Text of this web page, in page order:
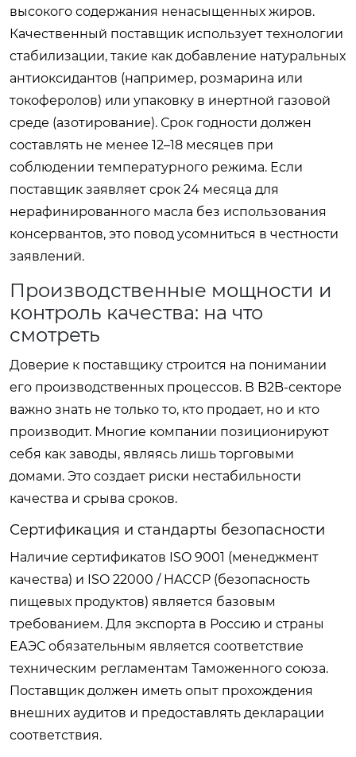
высокого содержания ненасыщенных жиров.
Качественный поставщик использует технологии
стабилизации, такие как добавление натуральных
антиоксидантов (например, розмарина или
токоферолов) или упаковку в инертной газовой
среде (азотирование). Срок годности должен
составлять не менее 12–18 месяцев при
соблюдении температурного режима. Если
поставщик заявляет срок 24 месяца для
нерафинированного масла без использования
консервантов, это повод усомниться в честности
заявлений.
Производственные мощности и
контроль качества: на что
смотреть
Доверие к поставщику строится на понимании
его производственных процессов. В B2B-секторе
важно знать не только то, кто продает, но и кто
производит. Многие компании позиционируют
себя как заводы, являясь лишь торговыми
домами. Это создает риски нестабильности
качества и срыва сроков.
Сертификация и стандарты безопасности
Наличие сертификатов ISO 9001 (менеджмент
качества) и ISO 22000 / HACCP (безопасность
пищевых продуктов) является базовым
требованием. Для экспорта в Россию и страны
ЕАЭС обязательным является соответствие
техническим регламентам Таможенного союза.
Поставщик должен иметь опыт прохождения
внешних аудитов и предоставлять декларации
соответствия.